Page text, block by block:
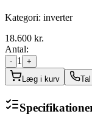
Kategori: inverter
18.600 kr.
Antal:
- 1
+
Læg i kurv